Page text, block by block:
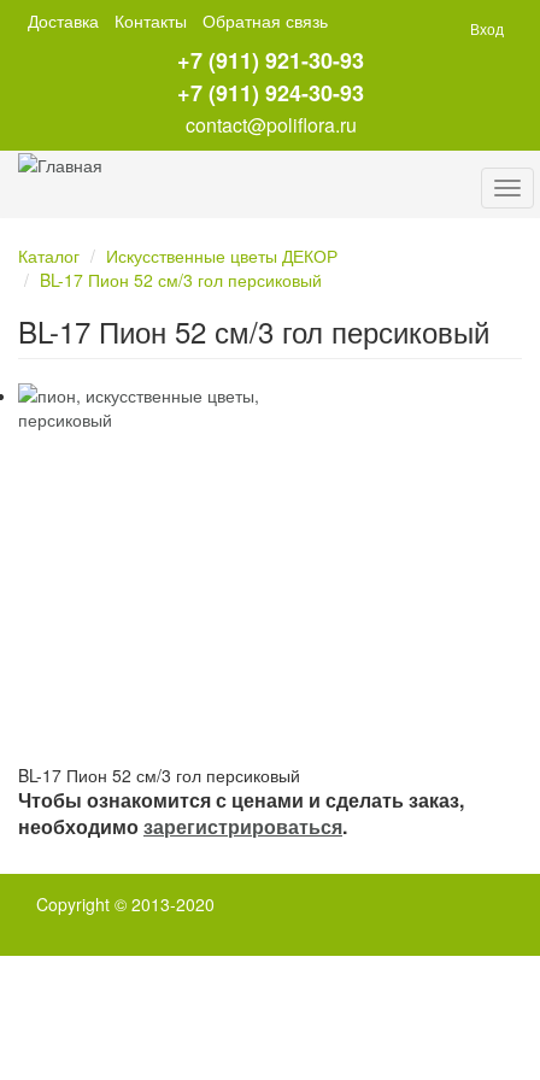
Перейти
Доставка Контакты Обратная связь
+7 (911) 921-30-93
+7 (911) 924-30-93
contact@poliflora.ru
Вход
Каталог
Искусственные цветы ДЕКОР
BL-17 Пион 52 см/3 гол персиковый
BL-17 Пион 52 см/3 гол персиковый
BL-17 Пион 52 см/3 гол персиковый
Чтобы ознакомится с ценами и сделать заказ,
необходимозарегистрироваться.
Copyright © 2013-2020